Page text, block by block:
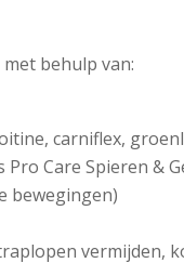
behulp van:
carniflex,
Pro Care Spieren &
bewegingen)
vermijden,